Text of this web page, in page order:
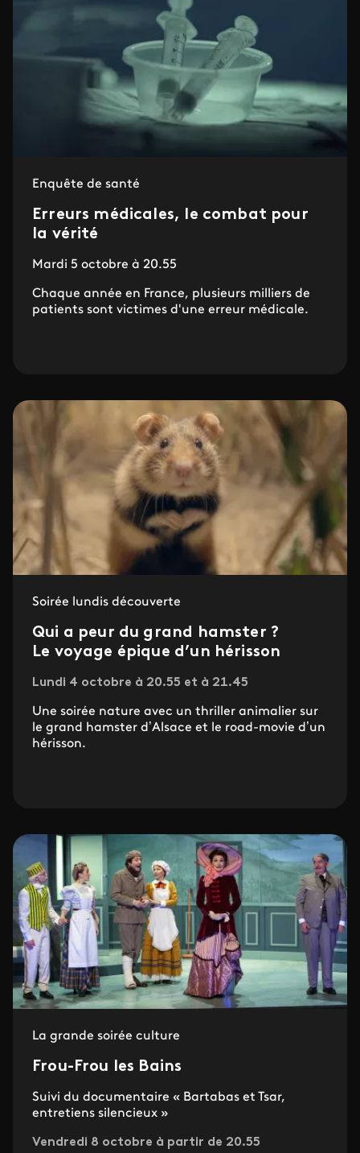
Enquête de santé
Erreurs médicales, le combat pour
la vérité
Mardi 5 octobre à 20.55
Chaque année en France, plusieurs milliers de
patients sont victimes d'une erreur médicale.
Soirée lundis découverte
Qui a peur du grand hamster ?
Le voyage épique d’un hérisson
Lundi 4 octobre à 20.55 et à 21.45
Une soirée nature avec un thriller animalier sur
le grand hamster d’Alsace et le road-movie d’un
hérisson.
La grande soirée culture
Frou-Frou les Bains
Suivi du documentaire « Bartabas et Tsar,
entretiens silencieux »
Vendredi 8 octobre à partir de 20.55